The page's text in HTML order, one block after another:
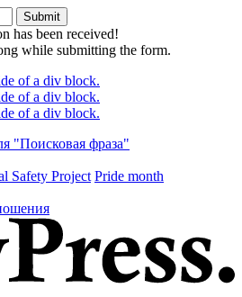
has been received!
while submitting the form.
of a div block.
of a div block.
of a div block.
"Поисковая фраза"
Safety Project Pride month